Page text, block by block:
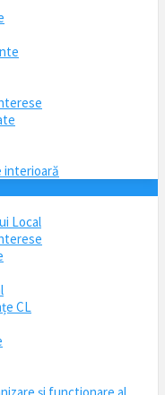
interioară
Local
CL